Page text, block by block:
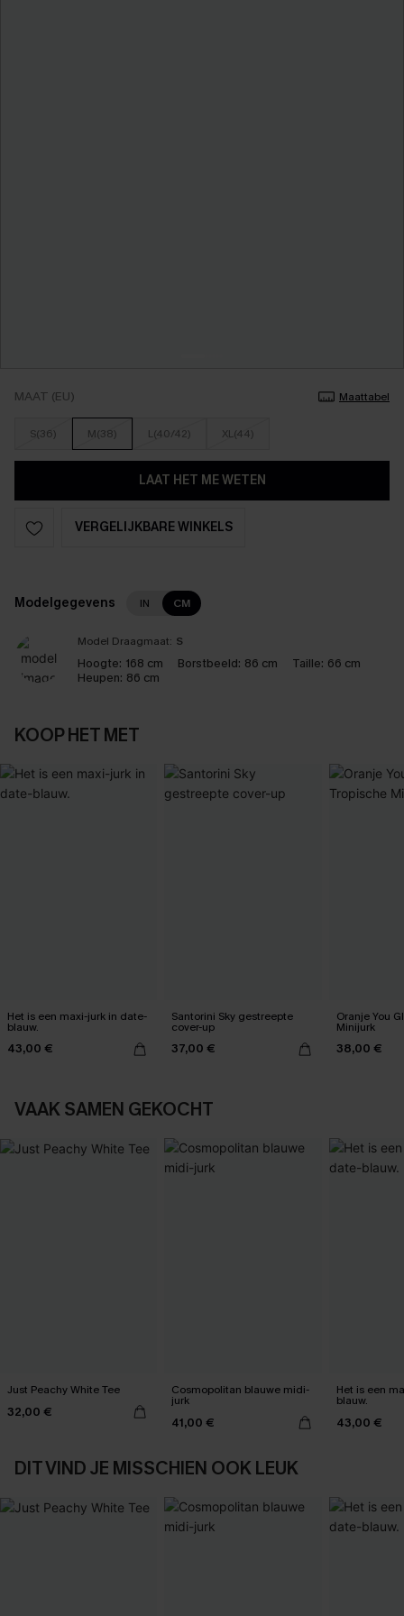
MAAT (EU) Maattabel
S(36) M(38) L(40/42) XL(44)
LAAT HET ME WETEN
VERGELIJKBARE WINKELS
Modelgegevens IN CM
Model Draagmaat: S
Hoogte: 168 cm Borstbeeld: 86 cm Taille: 66 cm
Heupen: 86 cm
KOOP HET MET
Het is een maxi-jurk in date-
blauw.
43,00 €
Santorini Sky gestreepte
cover-up
37,00 €
Oranje You
Minijurk
38,00 €
VAAK SAMEN GEKOCHT
Just Peachy White Tee
32,00 €
Cosmopolitan blauwe midi-
jurk
41,00 €
Het is een
blauw.
43,00 €
DIT VIND JE MISSCHIEN OOK LEUK